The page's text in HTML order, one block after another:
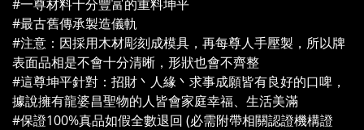
#一尊材料十分豐富的重料坤平
#最古舊傳承製造儀軌
#注意：因採用木材彫刻成模具，再每尊人手壓製，所以牌
表面品相是不會十分清晰，形狀也會不齊整
#這尊坤平針對：招財丶人緣丶求事成願皆有良好的口啤，
據說擁有龍婆昌聖物的人皆會家庭幸福、生活美滿
#保證100%真品如假全數退回 (必需附帶相關認證機構證